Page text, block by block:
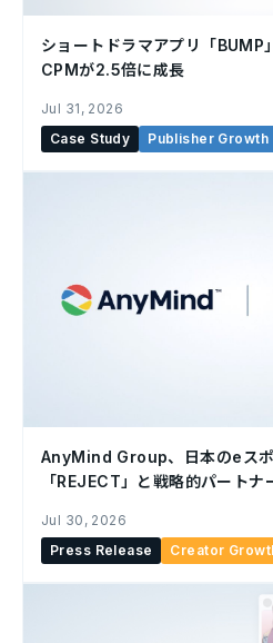
ショートドラマアプリ「BUMP
CPMが2.5倍に成長
Jul 31, 2026
Case Study
Publisher Growth
AnyMind Group、日本のeス
「REJECT」と戦略的パートナ
Jul 30, 2026
Press Release
Creator